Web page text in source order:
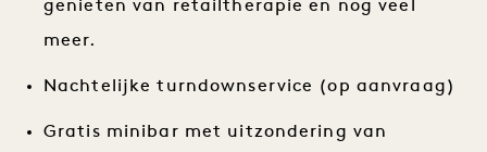
genieten van retailtherapie en nog veel
meer.
Nachtelijke turndownservice (op aanvraag)
Gratis minibar met uitzondering van